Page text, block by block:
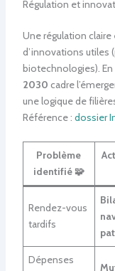
Régulation et
Une régulation
d’innovations utiles
biotechnologies). En
2030 cadre
une logique de
Référence : dossier
Problème
identifié 🧩
Rendez-vous
tardifs
Dépenses